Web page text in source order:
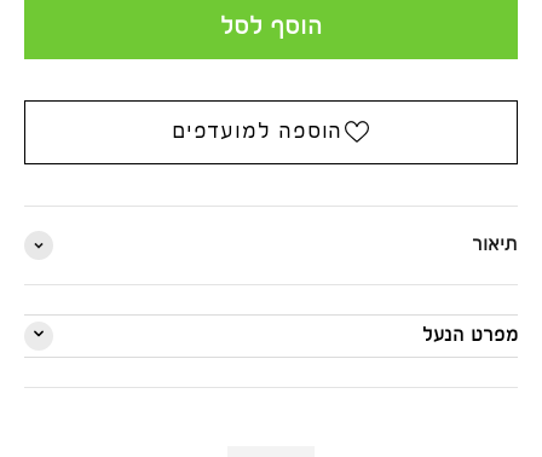
הוסף לסל
הוספה למועדפים
תיאור
מפרט הנעל